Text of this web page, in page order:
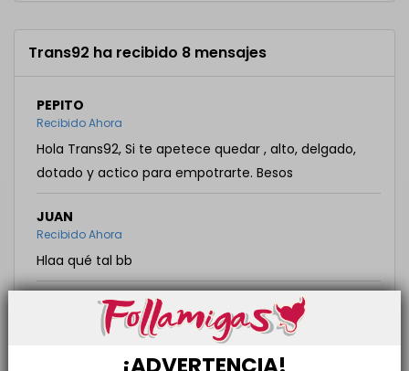
Trans92 ha recibido 8 mensajes
PEPITO
Recibido Ahora
Hola Trans92, Si te apetece quedar , alto, delgado,
dotado y actico para empotrarte. Besos
JUAN
Recibido Ahora
Hlaa qué tal bb
Recibido Ahora